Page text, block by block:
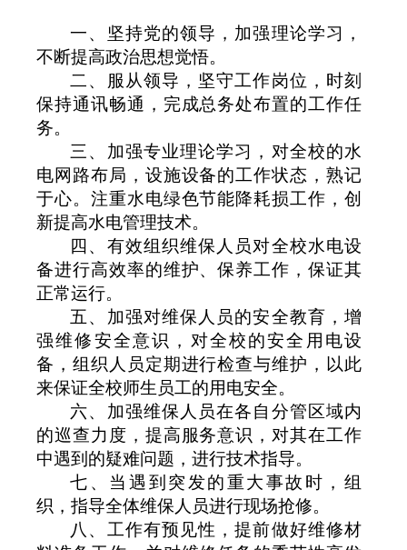
一、坚持党的领导，加强理论学习，
不断提高政治思想觉悟。
二、服从领导，坚守工作岗位，时刻
保持通讯畅通，完成总务处布置的工作任
务。
三、加强专业理论学习，对全校的水
电网路布局，设施设备的工作状态，熟记
于心。注重水电绿色节能降耗损工作，创
新提高水电管理技术。
四、有效组织维保人员对全校水电设
备进行高效率的维护、保养工作，保证其
正常运行。
五、加强对维保人员的安全教育，增
强维修安全意识，对全校的安全用电设
备，组织人员定期进行检查与维护，以此
来保证全校师生员工的用电安全。
六、加强维保人员在各自分管区域内
的巡查力度，提高服务意识，对其在工作
中遇到的疑难问题，进行技术指导。
七、当遇到突发的重大事故时，组
织，指导全体维保人员进行现场抢修。
八、工作有预见性，提前做好维修材